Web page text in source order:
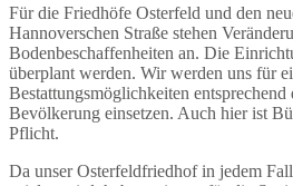
Für die Friedhöfe Osterfeld und den
Hannoverschen Straße stehen
Bodenbeschaffenheiten an. Die
überplant werden. Wir werden uns für
Bestattungsmöglichkeiten entsprechend
Bevölkerung einsetzen. Auch hier ist
Pflicht.
Da unser Osterfeldfriedhof in jedem